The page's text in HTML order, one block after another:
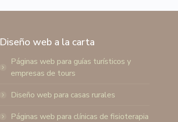
Diseño web a la carta
Páginas web para guías turísticos y
empresas de tours
Diseño web para casas rurales
Páginas web para clínicas de fisioterapia